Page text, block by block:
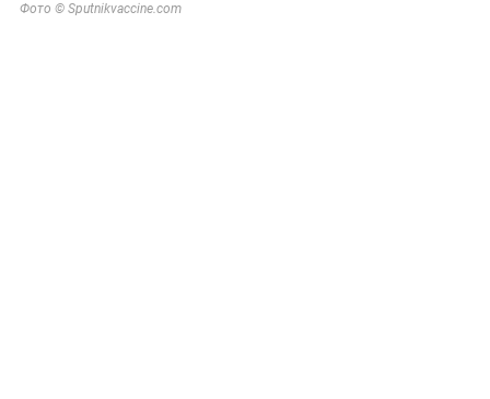
Фото © Sputnikvaccine.com